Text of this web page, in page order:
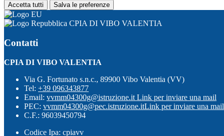
Accetta tutti Salva le preferenze
CPIA DI VIBO VALENTIA
Contatti
CPIA DI VIBO VALENTIA
Via G. Fortunato s.n.c., 89900 Vibo Valentia (VV)
Tel: +39 096343877
Email: vvmm04300g@istruzione.it Link per inviare una mail
PEC: vvmm04300g@pec.istruzione.itLink per inviare una mail
C.F.: 96039450794
Codice Ipa: cpiavv